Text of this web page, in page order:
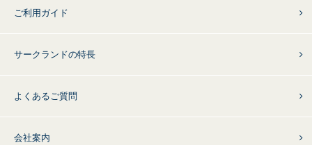
ご利用ガイド
サークランドの特長
よくあるご質問
会社案内